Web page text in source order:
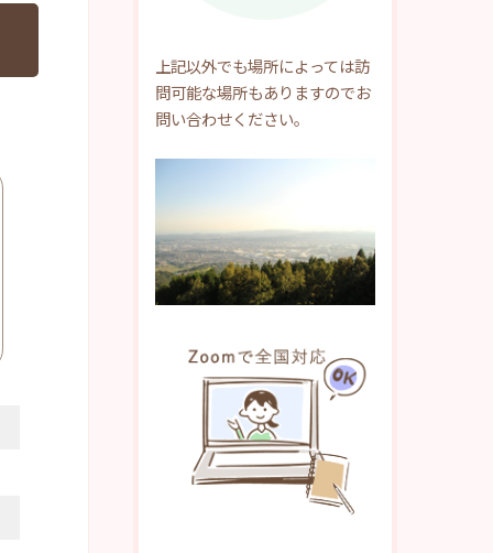
上記以外でも場所によっては訪
問可能な場所もありますのでお
問い合わせください。